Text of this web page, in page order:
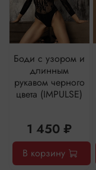
Боди с узором и
длинным
рукавом черного
цвета (IMPULSE)
1 450 ₽
В корзину